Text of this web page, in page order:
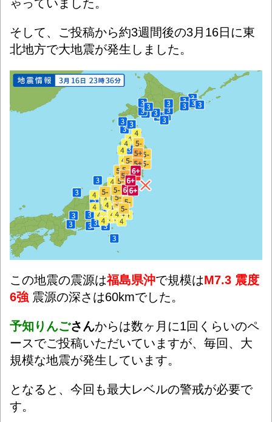
ゃっていました。
そして、ご投稿から約3週間後の3月16日に東
北地方で大地震が発生しました。
この地震の震源は福島県沖で規模はM7.3 震度
6強 震源の深さは60kmでした。
予知りんごさんからは数ヶ月に1回くらいのペ
ースでご投稿いただいていますが、毎回、大
規模な地震が発生しています。
となると、今回も最大レベルの警戒が必要で
す。